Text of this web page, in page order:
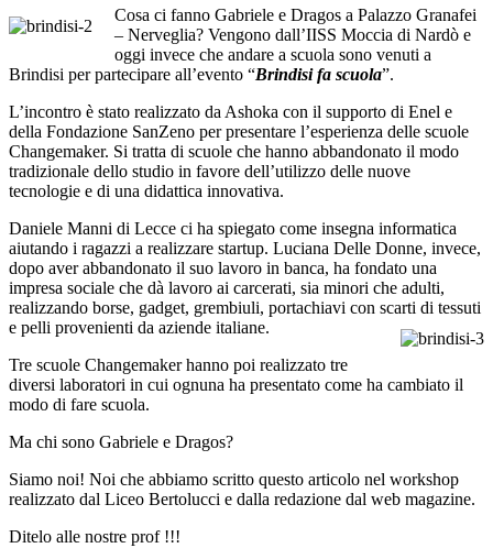
Cosa ci fanno Gabriele e Dragos a Palazzo Granafei
– Nerveglia? Vengono dall’IISS Moccia di Nardò e
oggi invece che andare a scuola sono venuti a
Brindisi per partecipare all’evento “Brindisi fa scuola”.
L’incontro è stato realizzato da Ashoka con il supporto di Enel e
della Fondazione SanZeno per presentare l’esperienza delle scuole
Changemaker. Si tratta di scuole che hanno abbandonato il modo
tradizionale dello studio in favore dell’utilizzo delle nuove
tecnologie e di una didattica innovativa.
Daniele Manni di Lecce ci ha spiegato come insegna informatica
aiutando i ragazzi a realizzare startup. Luciana Delle Donne, invece,
dopo aver abbandonato il suo lavoro in banca, ha fondato una
impresa sociale che dà lavoro ai carcerati, sia minori che adulti,
realizzando borse, gadget, grembiuli, portachiavi con scarti di tessuti
e pelli provenienti da aziende italiane.
Tre scuole Changemaker hanno poi realizzato tre
diversi laboratori in cui ognuna ha presentato come ha cambiato il
modo di fare scuola.
Ma chi sono Gabriele e Dragos?
Siamo noi! Noi che abbiamo scritto questo articolo nel workshop
realizzato dal Liceo Bertolucci e dalla redazione dal web magazine.
Ditelo alle nostre prof !!!